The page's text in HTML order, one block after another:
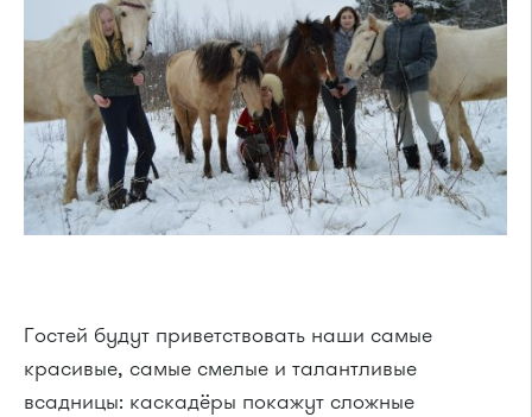
Гостей будут приветствовать наши самые
красивые, самые смелые и талантливые
всадницы: каскадёры покажут сложные